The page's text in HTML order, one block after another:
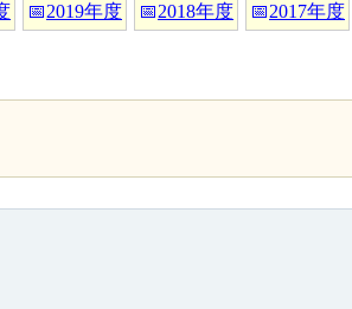
📅2019年度 📅2018年度 📅2017年度